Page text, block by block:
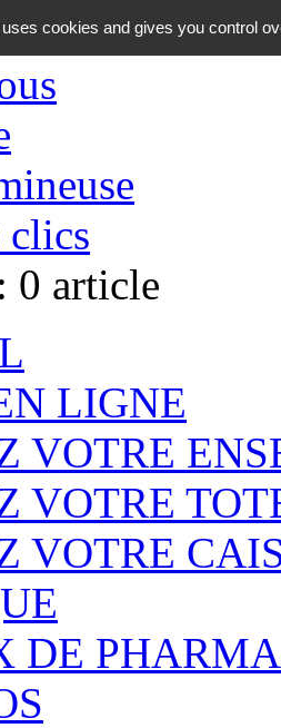
59
0 article
LIGNE
VOTRE
VOTRE
VOTRE
DE
cookies and gives you control